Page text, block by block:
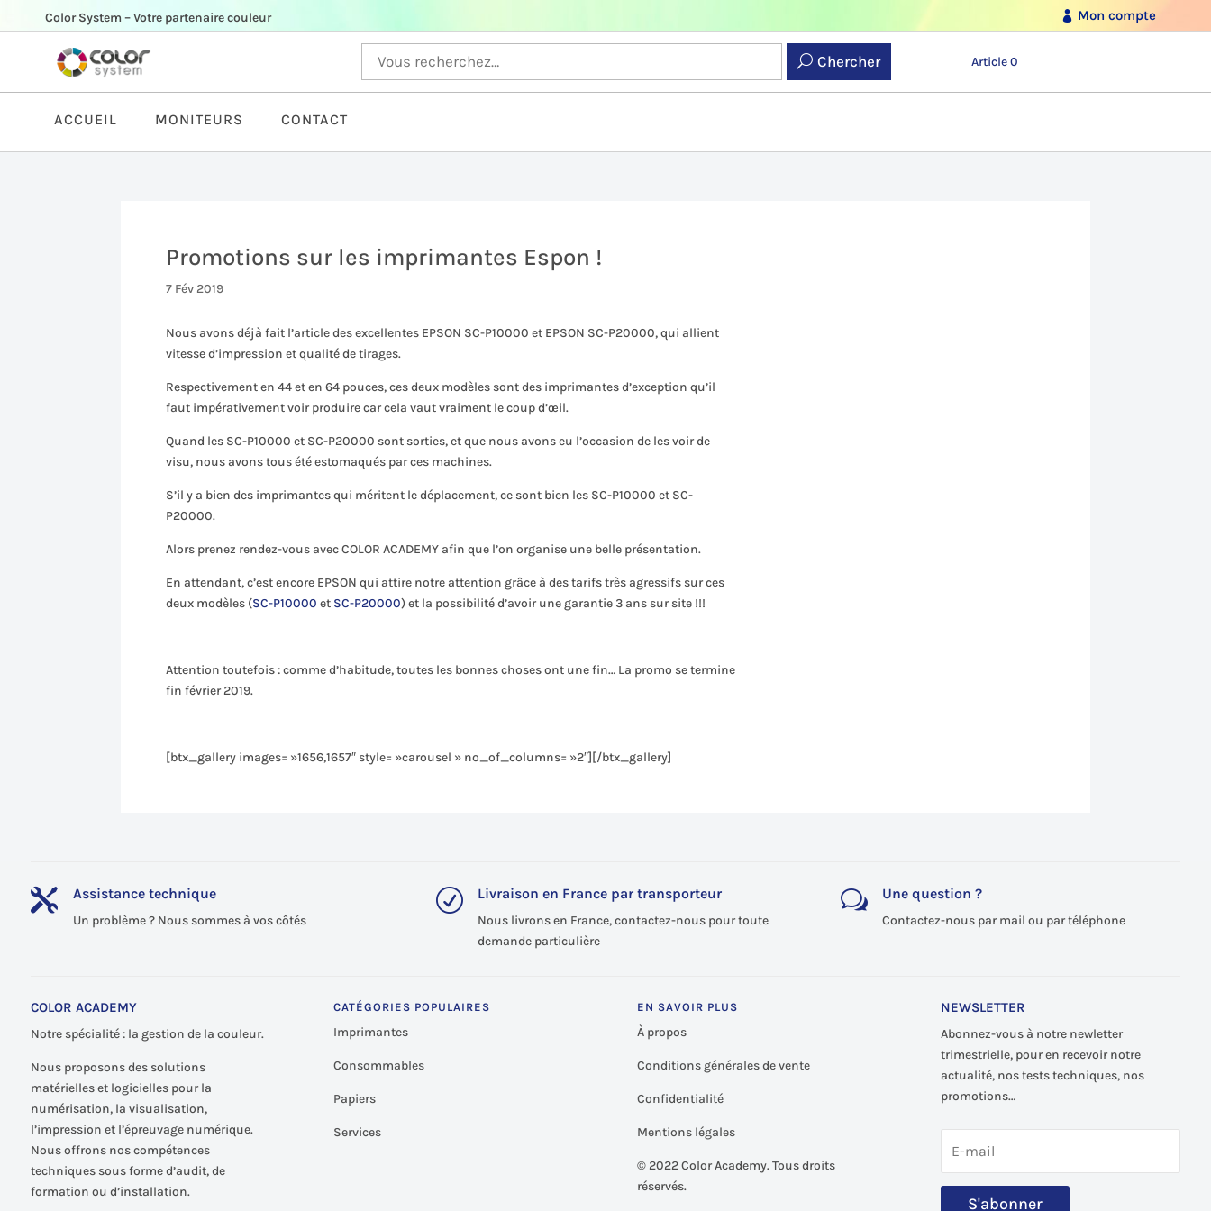
Color System – Votre partenaire couleur Mon compte
Chercher Article 0
ACCUEIL MONITEURS CONTACT
Promotions sur les imprimantes Espon !
7 Fév 2019
Nous avons déjà fait l’article des excellentes EPSON SC-P10000 et EPSON SC-P20000, qui allient
vitesse d’impression et qualité de tirages.
Respectivement en 44 et en 64 pouces, ces deux modèles sont des imprimantes d’exception qu’il
faut impérativement voir produire car cela vaut vraiment le coup d’œil.
Quand les SC-P10000 et SC-P20000 sont sorties, et que nous avons eu l’occasion de les voir de
visu, nous avons tous été estomaqués par ces machines.
S’il y a bien des imprimantes qui méritent le déplacement, ce sont bien les SC-P10000 et SC-
P20000.
Alors prenez rendez-vous avec COLOR ACADEMY afin que l’on organise une belle présentation.
En attendant, c’est encore EPSON qui attire notre attention grâce à des tarifs très agressifs sur ces
deux modèles (SC-P10000 et SC-P20000) et la possibilité d’avoir une garantie 3 ans sur site !!!
Attention toutefois : comme d’habitude, toutes les bonnes choses ont une fin… La promo se termine
fin février 2019.
[btx_gallery images= »1656,1657″ style= »carousel » no_of_columns= »2″][/btx_gallery]
 Assistance technique
Un problème ? Nous sommes à vos côtés
R Livraison en France par transporteur
Nous livrons en France, contactez-nous pour toute
demande particulière
w Une question ?
Contactez-nous par mail ou par téléphone
COLOR ACADEMY
Notre spécialité : la gestion de la couleur.
Nous proposons des solutions
matérielles et logicielles pour la
numérisation, la visualisation,
l’impression et l’épreuvage numérique.
Nous offrons nos compétences
techniques sous forme d’audit, de
formation ou d’installation.
CATÉGORIES POPULAIRES
Imprimantes
Consommables
Papiers
Services
EN SAVOIR PLUS
À propos
Conditions générales de vente
Confidentialité
Mentions légales
© 2022 Color Academy. Tous droits
réservés.
NEWSLETTER
Abonnez-vous à notre newletter
trimestrielle, pour en recevoir notre
actualité, nos tests techniques, nos
promotions…
S'abonner